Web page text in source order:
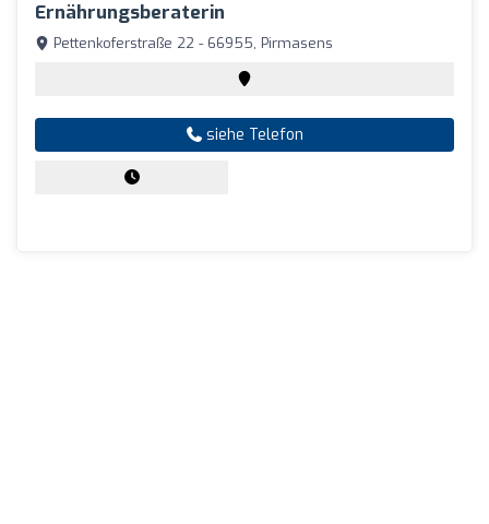
Ernährungsberaterin
Pettenkoferstraße 22 - 66955, Pirmasens
siehe Telefon